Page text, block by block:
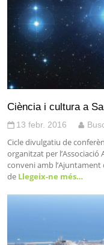
Ciència i cultura a
13 febr. 2016
Cicle divulgatiu de
organitzat per
conveni amb l’Ajuntament
de Llegeix-ne més…